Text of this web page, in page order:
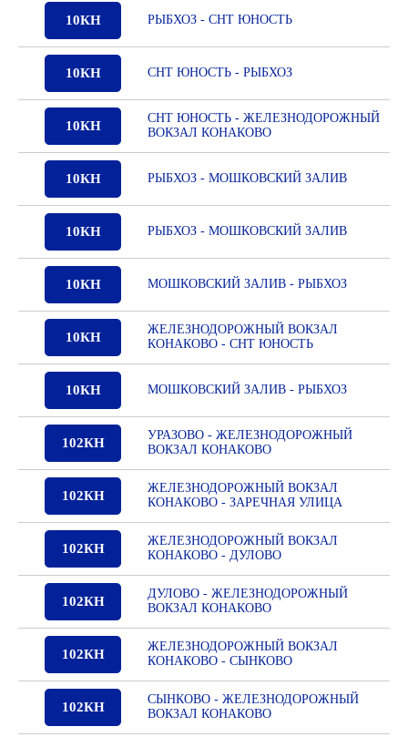
10КН РЫБХОЗ - СНТ ЮНОСТЬ
10КН СНТ ЮНОСТЬ - РЫБХОЗ
10КН
СНТ ЮНОСТЬ - ЖЕЛЕЗНОДОРОЖНЫЙ
ВОКЗАЛ КОНАКОВО
10КН РЫБХОЗ - МОШКОВСКИЙ ЗАЛИВ
10КН РЫБХОЗ - МОШКОВСКИЙ ЗАЛИВ
10КН МОШКОВСКИЙ ЗАЛИВ - РЫБХОЗ
10КН
ЖЕЛЕЗНОДОРОЖНЫЙ ВОКЗАЛ
КОНАКОВО - СНТ ЮНОСТЬ
10КН МОШКОВСКИЙ ЗАЛИВ - РЫБХОЗ
102КН
УРАЗОВО - ЖЕЛЕЗНОДОРОЖНЫЙ
ВОКЗАЛ КОНАКОВО
102КН
ЖЕЛЕЗНОДОРОЖНЫЙ ВОКЗАЛ
КОНАКОВО - ЗАРЕЧНАЯ УЛИЦА
102КН
ЖЕЛЕЗНОДОРОЖНЫЙ ВОКЗАЛ
КОНАКОВО - ДУЛОВО
102КН
ДУЛОВО - ЖЕЛЕЗНОДОРОЖНЫЙ
ВОКЗАЛ КОНАКОВО
102КН
ЖЕЛЕЗНОДОРОЖНЫЙ ВОКЗАЛ
КОНАКОВО - СЫНКОВО
102КН
СЫНКОВО - ЖЕЛЕЗНОДОРОЖНЫЙ
ВОКЗАЛ КОНАКОВО